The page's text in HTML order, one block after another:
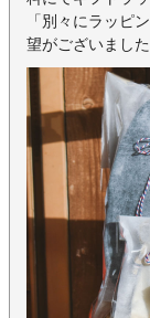
「別々にラッピ
望がございまし